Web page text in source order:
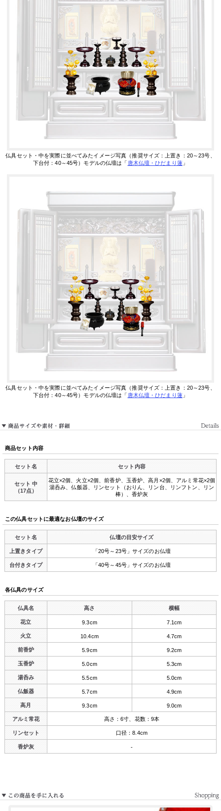
仏具セット・中を実際に並べてみたイメージ写真（推奨サイズ：上置き：20～23号、
下台付：40～45号）モデルの仏壇は「 唐木仏壇・ひだまり蓮」
仏具セット・中を実際に並べてみたイメージ写真（推奨サイズ：上置き：20～23号、
下台付：40～45号）モデルの仏壇は「 唐木仏壇・ひだまり蓮」
商品セット内容
セット名 セット内容
セット 中
（17点）
花立×2個、火立×2個、前香炉、玉香炉、高月×2個、アルミ常花×2個
湯呑み、仏飯器、リンセット（おりん、リン台、リンフトン、リン
棒）、香炉灰
この仏具セットに最適なお仏壇のサイズ
セット名 仏壇の目安サイズ
上置きタイプ 「20号～23号」サイズのお仏壇
台付きタイプ 「40号～45号」サイズのお仏壇
各仏具のサイズ
仏具名 高さ 横幅
花立 9.3cm 7.1cm
火立 10.4cm 4.7cm
前香炉 5.9cm 9.2cm
玉香炉 5.0cm 5.3cm
湯呑み 5.5cm 5.0cm
仏飯器 5.7cm 4.9cm
高月 9.3cm 9.0cm
アルミ常花 高さ：6寸、花数：9本
リンセット 口径：8.4cm
香炉灰 -